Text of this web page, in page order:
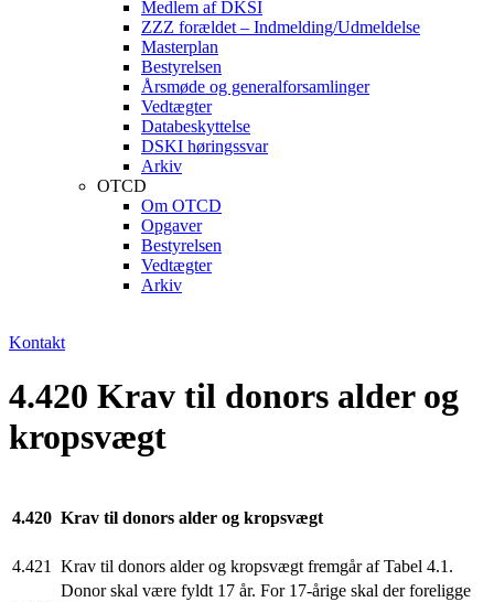
Medlem af DKSI
ZZZ forældet – Indmelding/Udmeldelse
Masterplan
Bestyrelsen
Årsmøde og generalforsamlinger
Vedtægter
Databeskyttelse
DSKI høringssvar
Arkiv
OTCD
Om OTCD
Opgaver
Bestyrelsen
Vedtægter
Arkiv
Kontakt
4.420 Krav til donors alder og
kropsvægt
4.420 Krav til donors alder og kropsvægt
4.421 Krav til donors alder og kropsvægt fremgår af Tabel 4.1.
Donor skal være fyldt 17 år. For 17-årige skal der foreligge